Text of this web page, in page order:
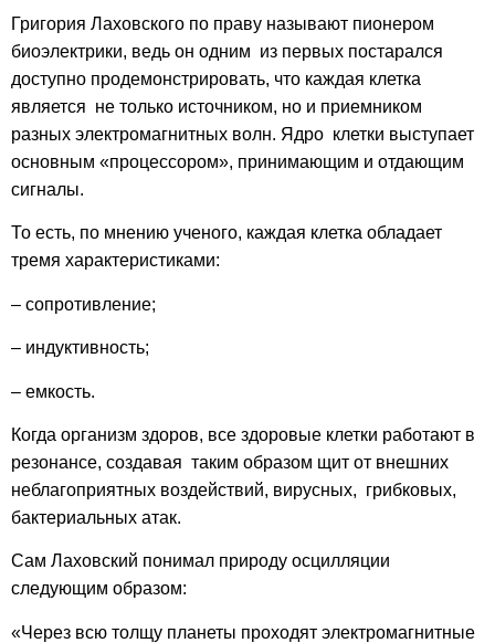
Григория Лаховского по праву называют пионером
биоэлектрики, ведь он одним из первых постарался
доступно продемонстрировать, что каждая клетка
является не только источником, но и приемником
разных электромагнитных волн. Ядро клетки выступает
основным «процессором», принимающим и отдающим
сигналы.
То есть, по мнению ученого, каждая клетка обладает
тремя характеристиками:
– сопротивление;
– индуктивность;
– емкость.
Когда организм здоров, все здоровые клетки работают в
резонансе, создавая таким образом щит от внешних
неблагоприятных воздействий, вирусных, грибковых,
бактериальных атак.
Сам Лаховский понимал природу осцилляции
следующим образом:
«Через всю толщу планеты проходят электромагнитные